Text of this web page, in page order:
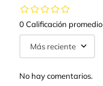
0 Calificación promedio
Más reciente
No hay comentarios.